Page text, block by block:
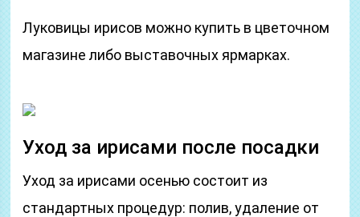
Луковицы ирисов можно купить в цветочном
магазине либо выставочных ярмарках.
Уход за ирисами после посадки
Уход за ирисами осенью состоит из
стандартных процедур: полив, удаление от